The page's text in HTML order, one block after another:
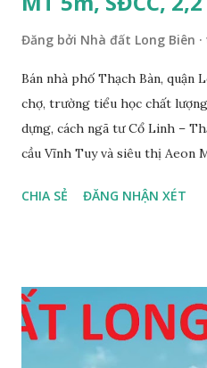
Đăng bởi Nhà đất Long Biên
Bán nhà phố Thạch Bàn, quận
chợ, trường tiểu học chất
dựng, cách ngã tư Cổ Linh –
cầu Vĩnh Tuy và siêu thị Aeon
4 tầng, diện tích mặt bằng
trung gian, Môi giới và Quảng
CHIA SẺ ĐĂNG NHẬN XÉT